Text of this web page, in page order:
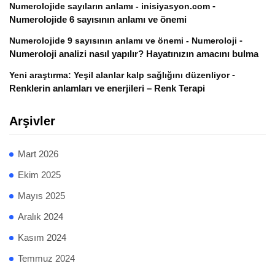
Numerolojide sayıların anlamı - inisiyasyon.com -
Numerolojide 6 sayısının anlamı ve önemi
Numerolojide 9 sayısının anlamı ve önemi - Numeroloji -
Numeroloji analizi nasıl yapılır? Hayatınızın amacını bulma
Yeni araştırma: Yeşil alanlar kalp sağlığını düzenliyor-
Renklerin anlamları ve enerjileri – Renk Terapi
Arşivler
Mart 2026
Ekim 2025
Mayıs 2025
Aralık 2024
Kasım 2024
Temmuz 2024